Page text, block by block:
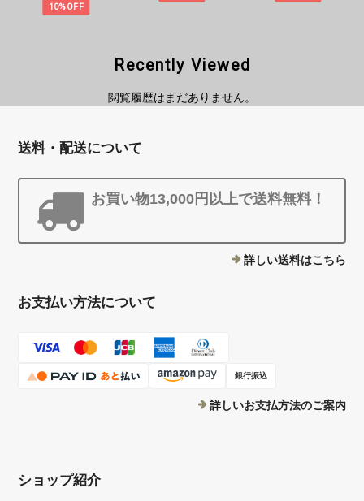
10%OFF
Recently Viewed
閲覧履歴はまだありません。
送料・配送について
お買い物13,000円以上で送料無料！
詳しい送料はこちら
お支払い方法について
銀行振込
詳しいお支払方法のご案内
ショップ紹介